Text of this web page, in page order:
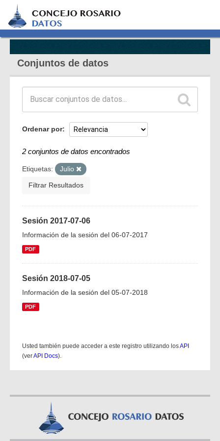
Conjuntos de datos
Ordenar por
2 conjuntos de datos encontrados
Etiquetas: Julio
Filtrar Resultados
Sesión 2017-07-06
Información de la sesión del 06-07-2017
PDF
Sesión 2018-07-05
Información de la sesión del 05-07-2018
PDF
Usted también puede acceder a este registro utilizando losAPI
(verAPI Docs).